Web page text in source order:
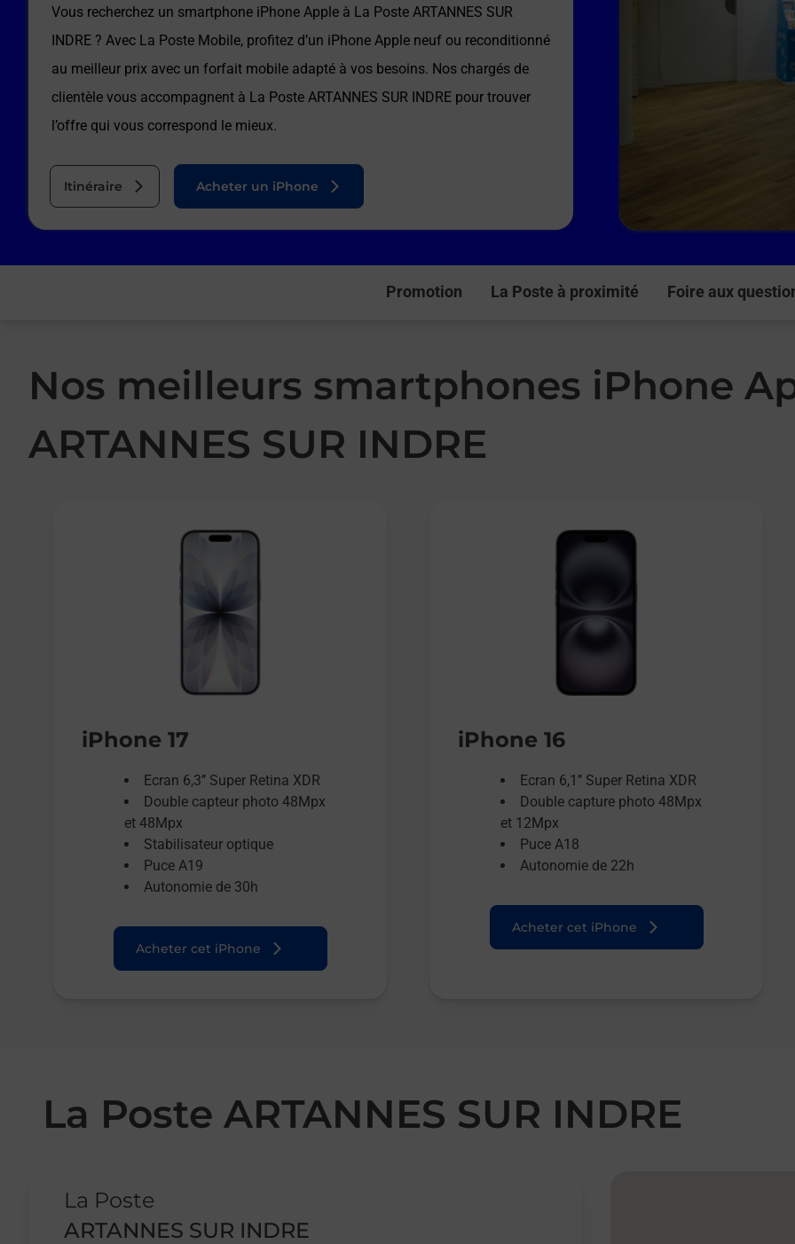
Vous recherchez un smartphone iPhone Apple à La Poste ARTANNES SUR
INDRE ? Avec La Poste Mobile, profitez d’un iPhone Apple neuf ou reconditionné
au meilleur prix avec un forfait mobile adapté à vos besoins. Nos chargés de
clientèle vous accompagnent à La Poste ARTANNES SUR INDRE pour trouver
l’offre qui vous correspond le mieux.
Itinéraire Acheter un iPhone
Promotion La Poste à proximité Foire aux
Nos meilleurs smartphones iPhone
ARTANNES SUR INDRE
iPhone 17
Ecran 6,3’’ Super Retina XDR
Double capteur photo 48Mpx
et 48Mpx
Stabilisateur optique
Puce A19
Autonomie de 30h
Acheter cet iPhone
iPhone 16
Ecran 6,1’’ Super Retina XDR
Double capture photo 48Mpx
et 12Mpx
Puce A18
Autonomie de 22h
Acheter cet iPhone
La Poste ARTANNES SUR INDRE
La Poste
ARTANNES SUR INDRE